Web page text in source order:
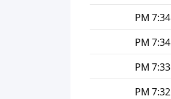
7:34 PM
7:34 PM
7:33 PM
7:32 PM